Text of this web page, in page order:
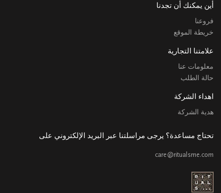
أين يمكنك أن تجدنا
فروعنا
خريطة الموقع
علامتنا التجارية
معلومات عنا
حالة الطلب
اهداء الشركة
هدية الشركة
تحتاج مساعدة؟ يرجى مراسلتنا عبر البريد الإلكتروني على
care@ritualsme.com